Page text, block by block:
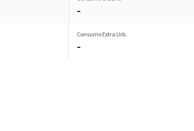
–
Consumo Extra Urb.
–